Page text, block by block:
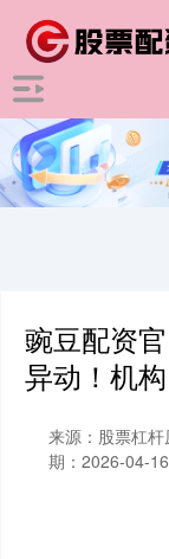
豌豆配资
异动！机
来源：股票杠
期：2026-04-